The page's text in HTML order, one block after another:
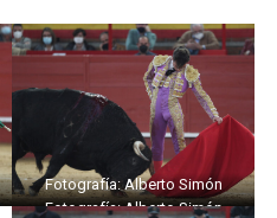
Fotografía: Alberto Simón
Fotografía: Alberto Simón